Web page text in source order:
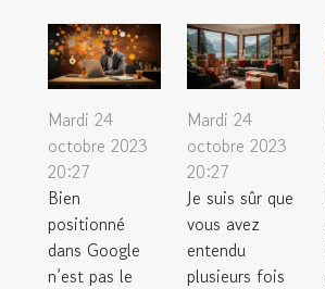
Mardi 24
octobre 2023
20:27
Bien
positionné
dans Google
n’est pas le
Mardi 24
octobre 2023
20:27
Je suis sûr que
vous avez
entendu
plusieurs fois